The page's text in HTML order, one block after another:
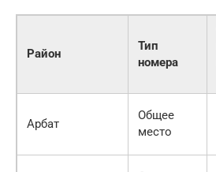
Район
Тип
номера
Арбат
Общее
место